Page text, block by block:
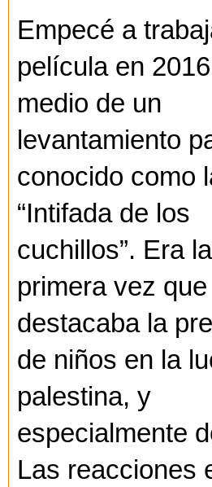
Empecé a
película en
medio de un
levantamiento
conocido como
“Intifada de los
cuchillos”. Era la
primera vez que
destacaba la
de niños en la
palestina, y
especialmente
Las reacciones